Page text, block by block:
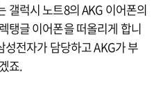
갤럭시 노트8의 AKG 이어폰의
탱글 이어폰을 떠올리게 합니
전자가 담당하고 AKG가 부
죠.